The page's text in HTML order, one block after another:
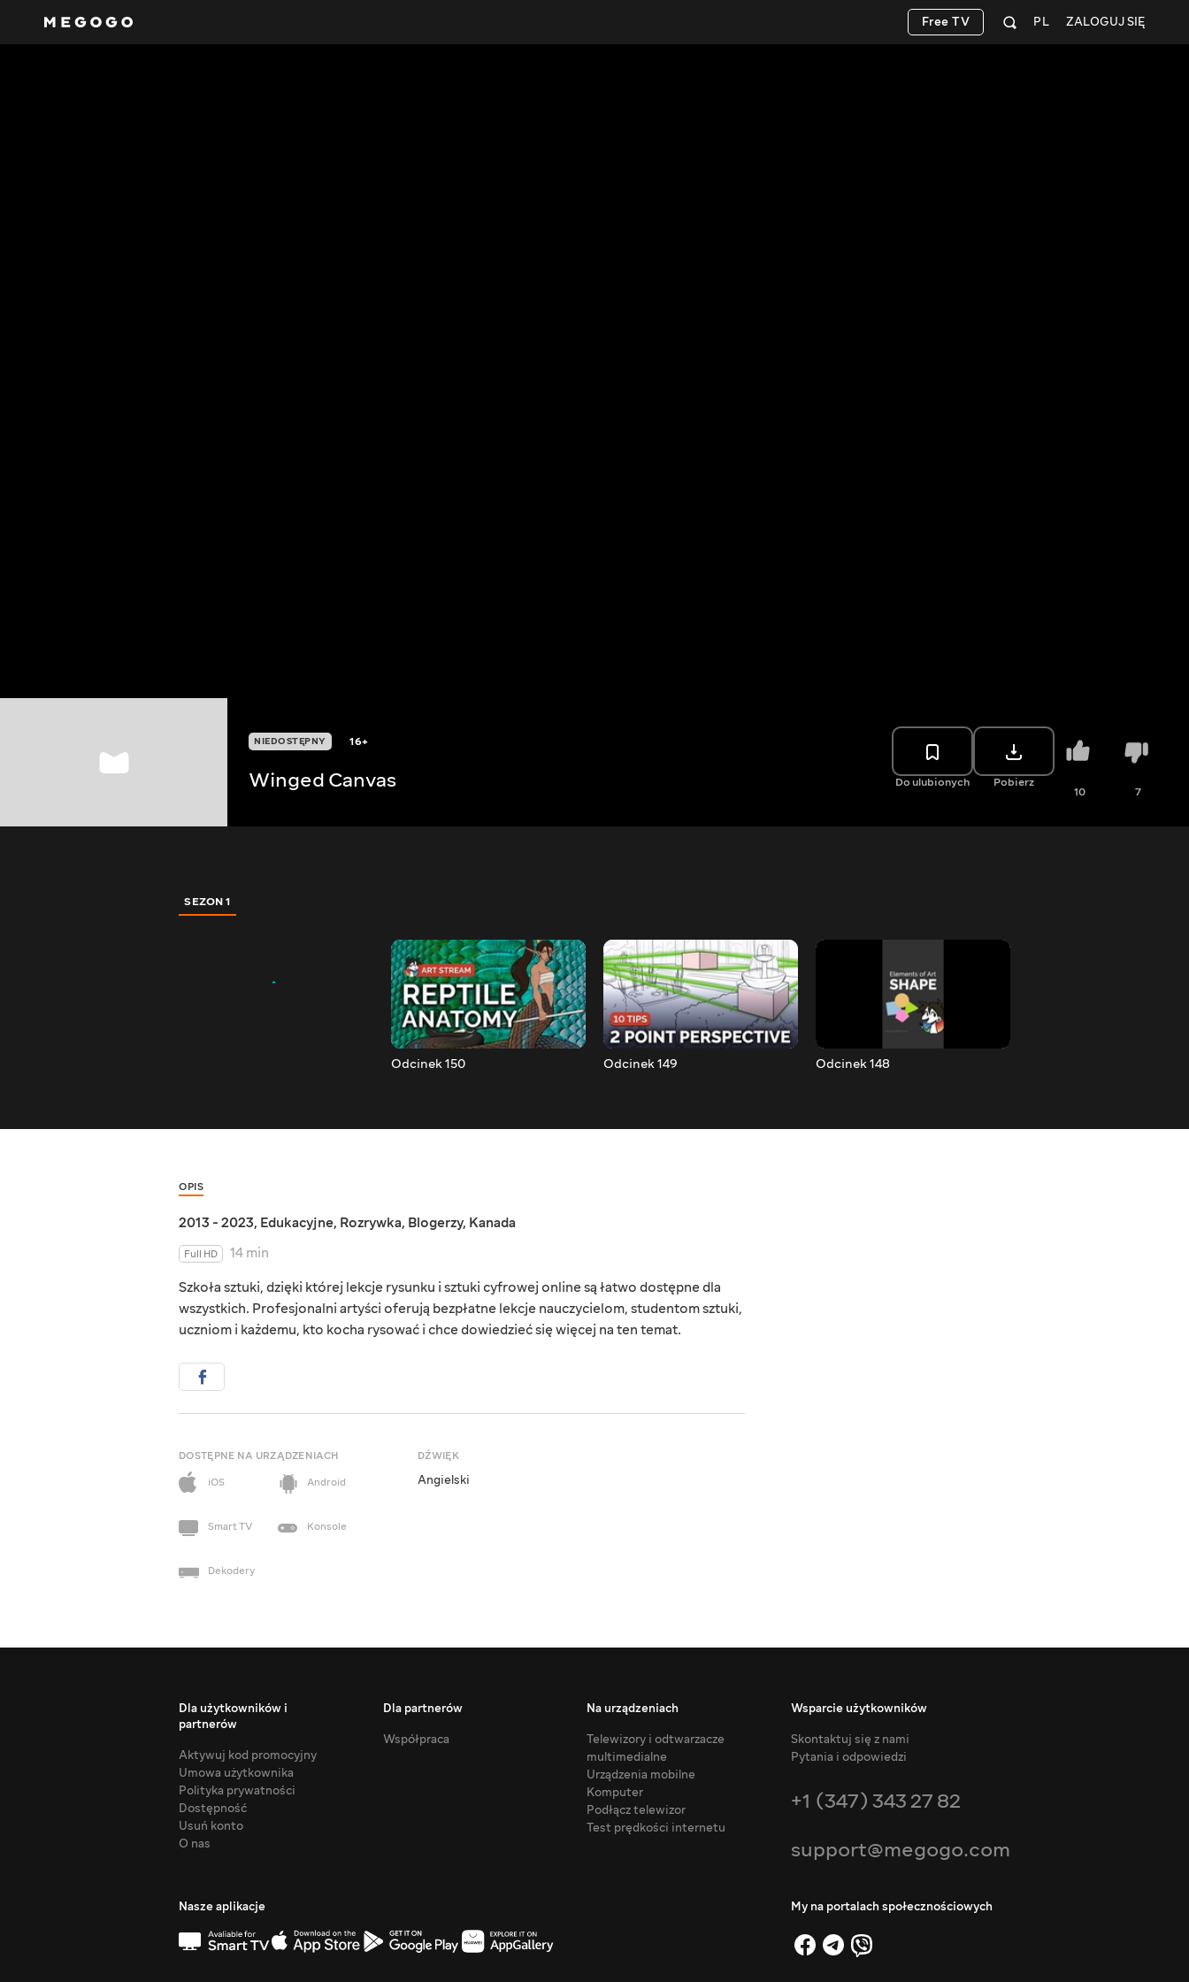
ZALOGUJ SIĘ
PL
Free TV
NIEDOSTĘPNY 16+
Winged Canvas Do ulubionych Pobierz
10 7
SEZON 1
Odcinek 150 Odcinek 149 Odcinek 148
OPIS
2013 - 2023, Edukacyjne, Rozrywka, Blogerzy, Kanada
Full HD
14 min
Szkoła sztuki, dzięki której lekcje rysunku i sztuki cyfrowej online są łatwo dostępne dla
wszystkich. Profesjonalni artyści oferują bezpłatne lekcje nauczycielom, studentom sztuki,
uczniom i każdemu, kto kocha rysować i chce dowiedzieć się więcej na ten temat.
DOSTĘPNE NA URZĄDZENIACH
iOS
Android
Smart TV Konsole
Dekodery
DŹWIĘK
Angielski
Dla użytkowników i
partnerów
Aktywuj kod promocyjny
Umowa użytkownika
Polityka prywatności
Dostępność
Usuń konto
O nas
Dla partnerów
Współpraca
Na urządzeniach
Telewizory i odtwarzacze
multimedialne
Urządzenia mobilne
Komputer
Podłącz telewizor
Test prędkości internetu
Wsparcie użytkowników
Skontaktuj się z nami
Pytania i odpowiedzi
+1 (347) 343 27 82
support@megogo.com
Nasze aplikacje My na portalach społecznościowych